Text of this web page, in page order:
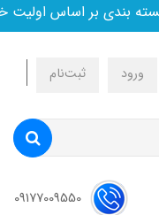
بندی بر اساس اولیت
ورود ثبت‌نام